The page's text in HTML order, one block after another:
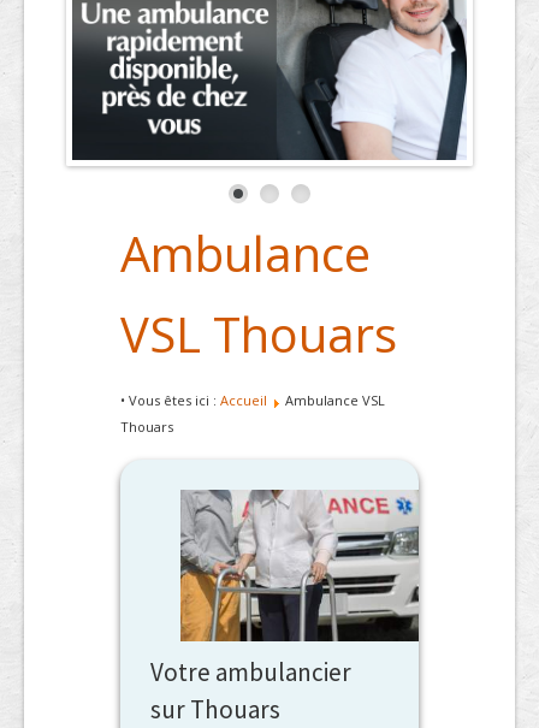
Ambulance
VSL Thouars
• Vous êtes ici : Accueil
Ambulance VSL
Thouars
Votre ambulancier
sur Thouars